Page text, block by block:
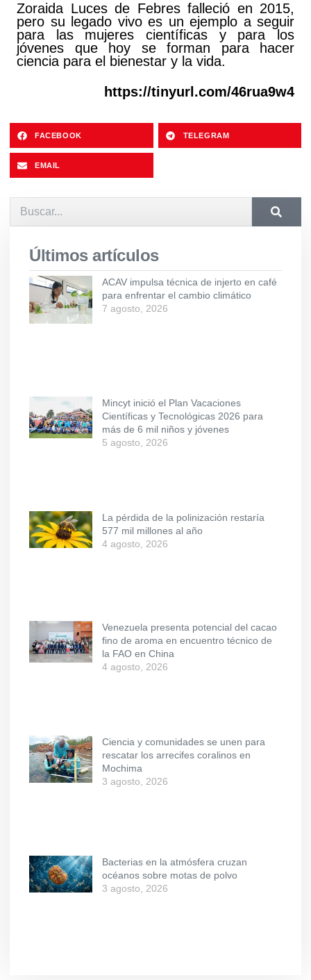
Zoraida Luces de Febres falleció en 2015,
pero su legado vivo es un ejemplo a seguir
para las mujeres científicas y para los
jóvenes que hoy se forman para hacer
ciencia para el bienestar y la vida.
https://tinyurl.com/46rua9w4
FACEBOOK TELEGRAM
EMAIL
Últimos artículos
ACAV impulsa técnica de injerto en café
para enfrentar el cambio climático
7 agosto, 2026
Mincyt inició el Plan Vacaciones
Científicas y Tecnológicas 2026 para
más de 6 mil niños y jóvenes
5 agosto, 2026
La pérdida de la polinización restaría
577 mil millones al año
4 agosto, 2026
Venezuela presenta potencial del cacao
fino de aroma en encuentro técnico de
la FAO en China
4 agosto, 2026
Ciencia y comunidades se unen para
rescatar los arrecifes coralinos en
Mochima
3 agosto, 2026
Bacterias en la atmósfera cruzan
océanos sobre motas de polvo
3 agosto, 2026